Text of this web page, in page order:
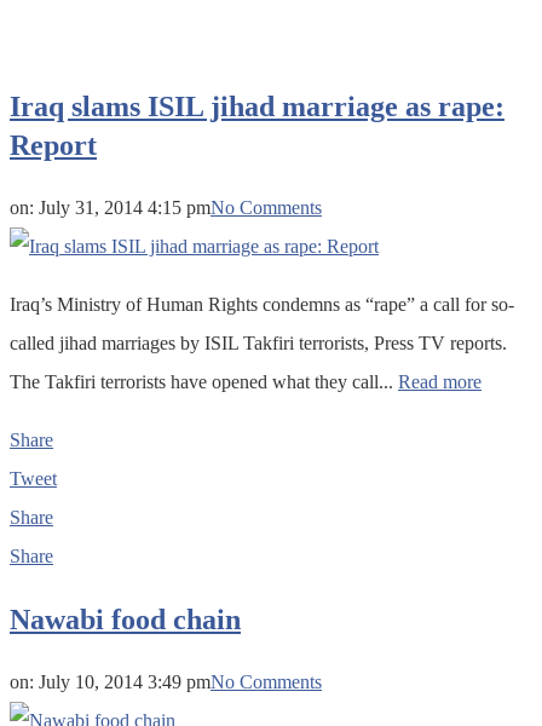
Iraq slams ISIL jihad marriage as rape:
Report
on: July 31, 2014 4:15 pmNo Comments
Iraq’s Ministry of Human Rights condemns as “rape” a call for so-
called jihad marriages by ISIL Takfiri terrorists, Press TV reports.
The Takfiri terrorists have opened what they call... Read more
Share
Tweet
Share
Share
Nawabi food chain
on: July 10, 2014 3:49 pmNo Comments